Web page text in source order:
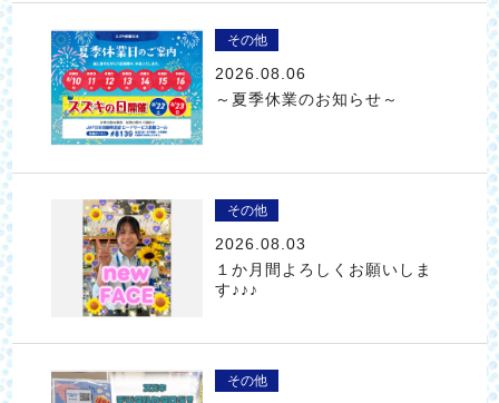
その他
2026.08.06
～夏季休業のお知らせ～
その他
2026.08.03
１か月間よろしくお願いしま
す♪♪♪
その他